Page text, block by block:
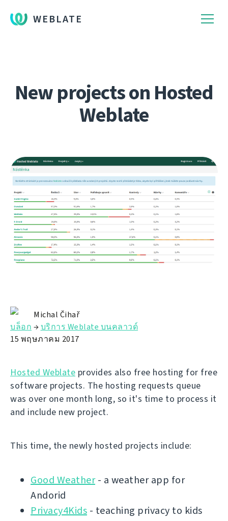
WEBLATE
New projects on Hosted
Weblate
Michal Čihař
บล็อก →บริการ Weblate บนคลาวด์
15 พฤษภาคม 2017
Hosted Weblate provides also free hosting for free
software projects. The hosting requests queue
was over one month long, so it's time to process it
and include new project.
This time, the newly hosted projects include:
Good Weather- a weather app for
Andorid
Privacy4Kids - teaching privacy to kids